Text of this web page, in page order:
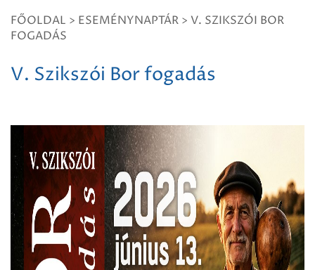
FŐOLDAL > ESEMÉNYNAPTÁR > V. SZIKSZÓI BOR
FOGADÁS
V. Szikszói Bor fogadás